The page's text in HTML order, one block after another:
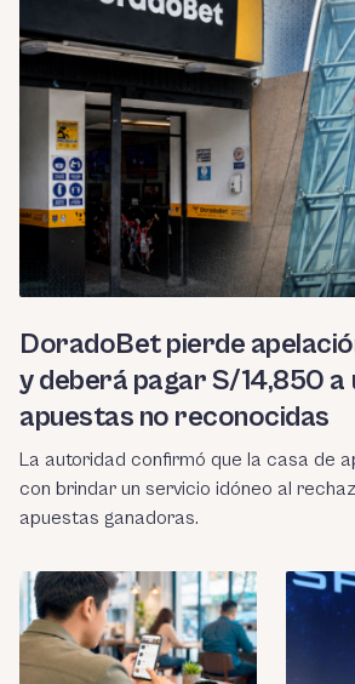
DoradoBet pierde
y deberá pagar S/14,850 a
apuestas no reconocidas
La autoridad confirmó que la casa de
con brindar un servicio idóneo al
apuestas ganadoras.